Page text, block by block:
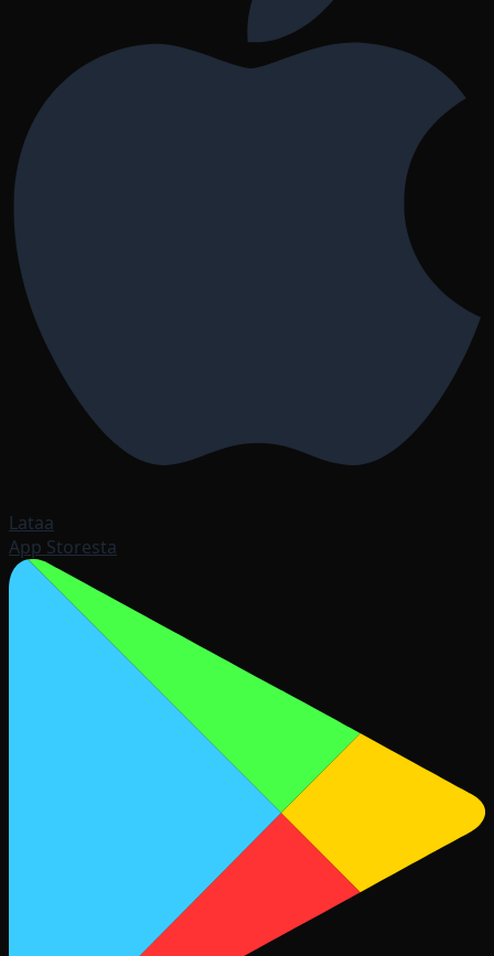
Lataa
App Storesta